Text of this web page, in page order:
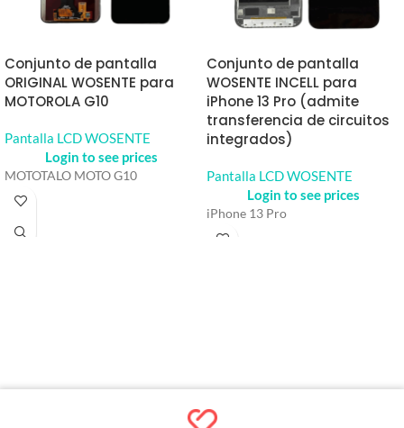
Conjunto de pantalla
ORIGINAL WOSENTE para
MOTOROLA G10
Pantalla LCD WOSENTE
Login to see prices
MOTOTALO MOTO G10
Conjunto de pantalla
WOSENTE INCELL para
iPhone 13 Pro (admite
transferencia de circuitos
integrados)
Pantalla LCD WOSENTE
Login to see prices
iPhone 13 Pro